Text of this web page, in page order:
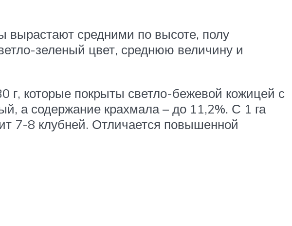
вырастают средними по высоте, полу
зеленый цвет, среднюю величину и
г, которые покрыты светло-бежевой кожицей с
а содержание крахмала – до 11,2%. С 1 га
7-8 клубней. Отличается повышенной